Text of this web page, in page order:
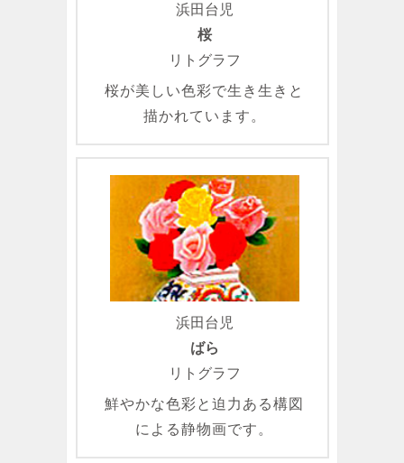
浜田台児
桜
リトグラフ
桜が美しい色彩で生き生きと
描かれています。
浜田台児
ばら
リトグラフ
鮮やかな色彩と迫力ある構図
による静物画です。